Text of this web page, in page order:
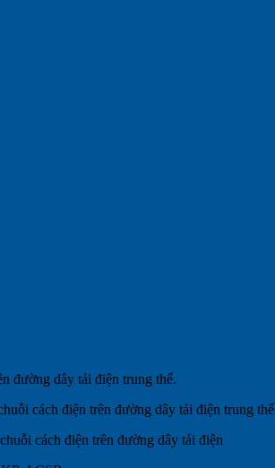
đường dây tải điện trung thế.
cách điện trên đường dây tải điện trung thế
cách điện trên đường dây tải điện